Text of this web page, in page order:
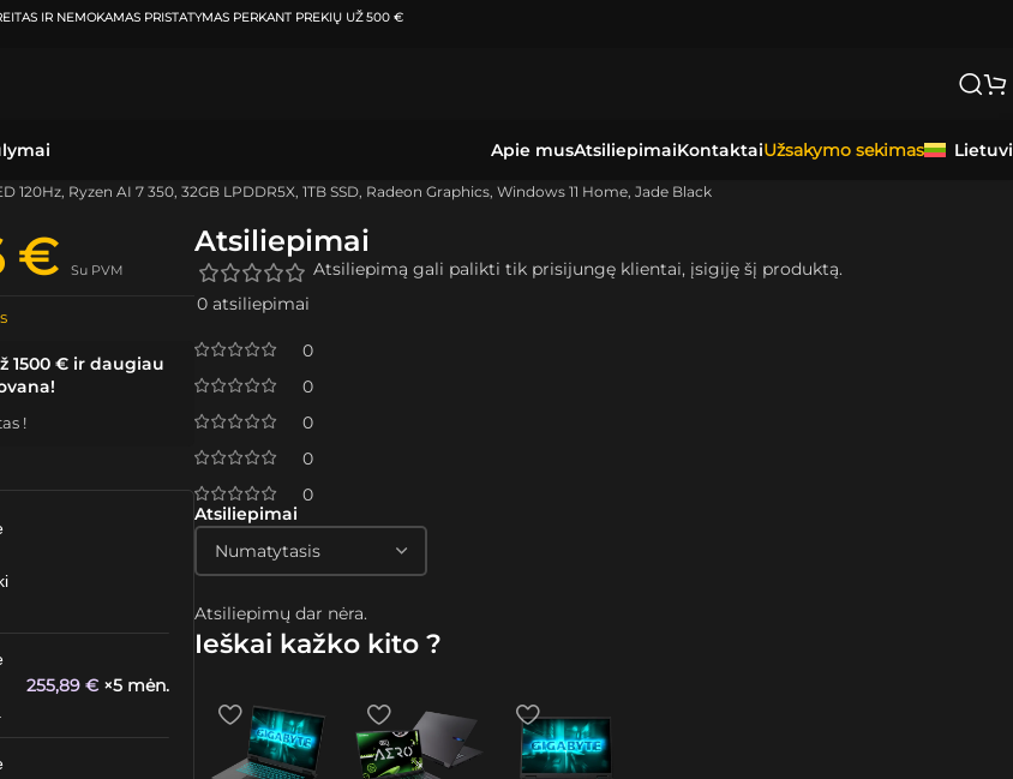
ATSIIMKITE UŽSAKYMĄKLAIPĖDOJE IR VILNIUJE
Apie musAtsiliepimaiKontaktaiUžsakymo sekimas
120Hz, Ryzen AI 7 350, 32GB LPDDR5X, 1TB SSD, Radeon Graphics, Windows 11 Home, Jade Black
€ Su PVM
1500 € ir daugiau
!
255,89 € ×5 mėn.
Atsiliepimai
0 atsiliepimai
0
0
0
0
0
Atsiliepimai
Atsiliepimų dar nėra.
Atsiliepimą gali palikti tik prisijungę klientai, įsigiję šį produktą.
Ieškai kažko kito ?